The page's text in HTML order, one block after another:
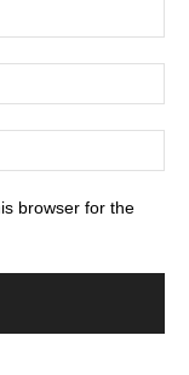
browser for the